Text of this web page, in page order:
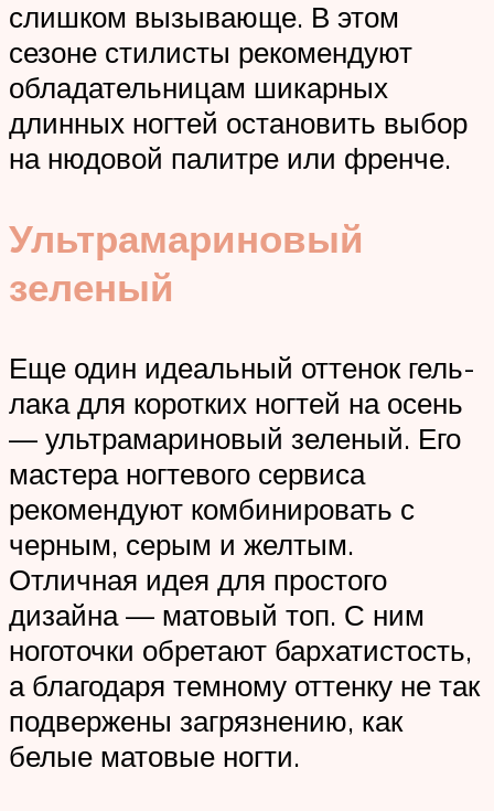
слишком вызывающе. В этом
сезоне стилисты рекомендуют
обладательницам шикарных
длинных ногтей остановить выбор
на нюдовой палитре или френче.
Ультрамариновый
зеленый
Еще один идеальный оттенок гель-
лака для коротких ногтей на осень
— ультрамариновый зеленый. Его
мастера ногтевого сервиса
рекомендуют комбинировать с
черным, серым и желтым.
Отличная идея для простого
дизайна — матовый топ. С ним
ноготочки обретают бархатистость,
а благодаря темному оттенку не так
подвержены загрязнению, как
белые матовые ногти.